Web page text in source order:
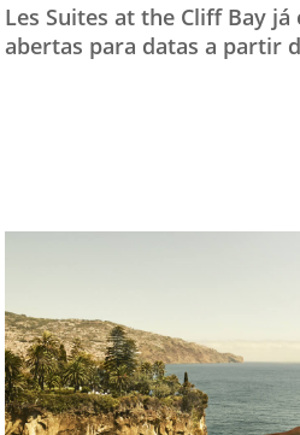
ÚLTIMAS
Les Suites at the Cliff Bay
abertas para datas a partir